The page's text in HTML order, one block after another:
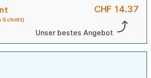
Schritt)
CHF 14.37
Unser bestes Angebot